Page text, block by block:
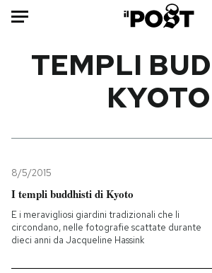
Mondo
Tecnologia
Internet
Scienza
Cultura
Libri
Ok
TEMPLI
KYOTO
8/5/2015
I templi buddhisti di Kyoto
E i meravigliosi giardini tradizionali che li
circondano, nelle fotografie scattate durante
dieci anni da Jacqueline Hassink